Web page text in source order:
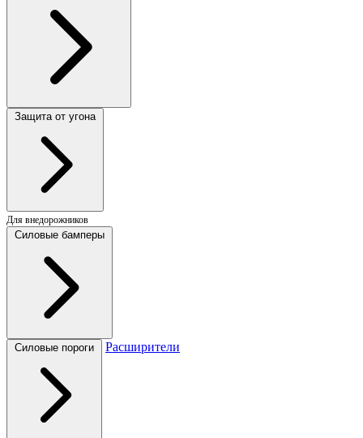
Защита от угона
Для внедорожников
Силовые бамперы
Силовые пороги Расширители